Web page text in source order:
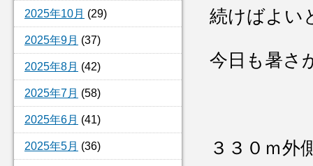
2025年10月 (29)
2025年9月 (37)
2025年8月 (42)
2025年7月 (58)
2025年6月 (41)
2025年5月 (36)
続けばよい
今日も暑さ
３３０ｍ